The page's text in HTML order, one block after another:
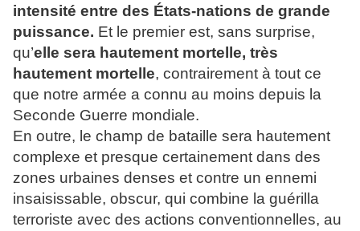
intensité entre des États-nations de grande
puissance. Et le premier est, sans surprise,
qu’elle sera hautement mortelle, très
hautement mortelle, contrairement à tout ce
que notre armée a connu au moins depuis la
Seconde Guerre mondiale.
En outre, le champ de bataille sera hautement
complexe et presque certainement dans des
zones urbaines denses et contre un ennemi
insaisissable, obscur, qui combine la guérilla
terroriste avec des actions conventionnelles, au